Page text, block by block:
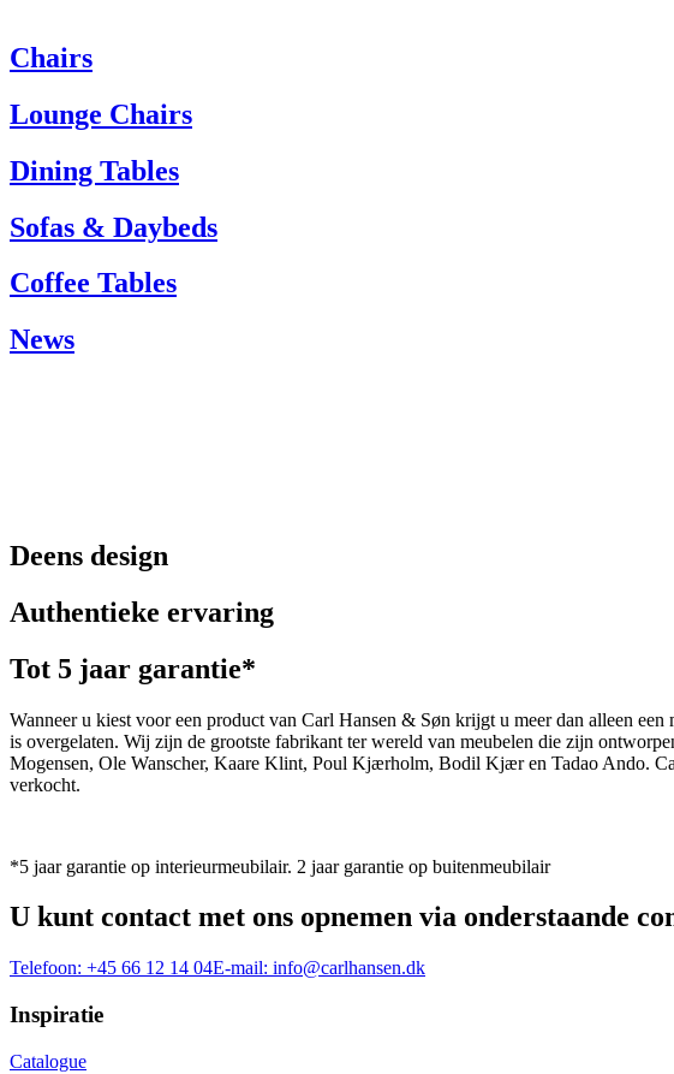
Heeft u hulp nodig? Neem dan contact op met de klantenservice via:
Tel.: +45 66 12 14 04
info@carlhansen.dk
Chairs
Lounge Chairs
Dining Tables
Sofas & Daybeds
Coffee Tables
News
Deens design
Authentieke ervaring
Tot 5 jaar garantie*
Wanneer u kiest voor een product van Carl Hansen & Søn krijgt u meer dan alleen
is overgelaten. Wij zijn de grootste fabrikant ter wereld van meubelen die zijn
Mogensen, Ole Wanscher, Kaare Klint, Poul Kjærholm, Bodil Kjær en Tadao Ando.
verkocht.
*5 jaar garantie op interieurmeubilair. 2 jaar garantie op buitenmeubilair
U kunt contact met ons opnemen via onderstaande
Telefoon: +45 66 12 14 04E-mail: info@carlhansen.dk
Inspiratie
Catalogue